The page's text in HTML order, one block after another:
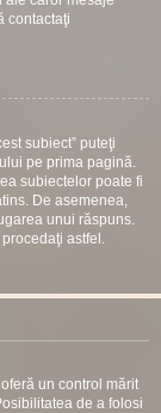
contactaţi
subiect” puteţi
pe prima pagină.
subiectelor poate fi
De asemenea,
unui răspuns.
astfel.
un control mărit
de a folosi